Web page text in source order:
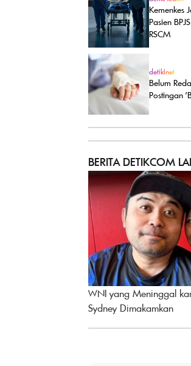
Kemenkes
Pasien
RSCM
detikInet
Belum
Postingan
BERITA DETIKCOM
WNI yang Meninggal
Sydney Dimakamkan